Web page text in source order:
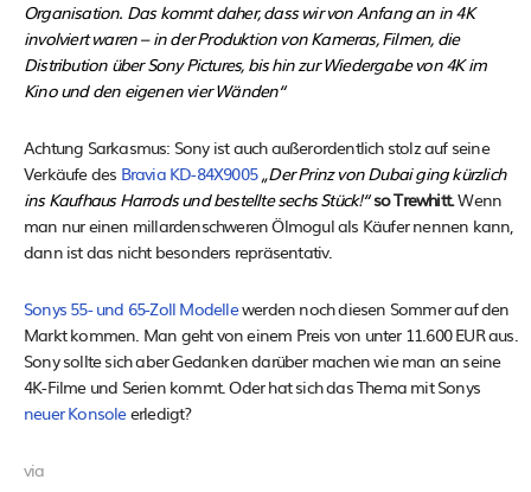
Organisation. Das kommt daher, dass wir von Anfang an in 4K
involviert waren – in der Produktion von Kameras, Filmen, die
Distribution über Sony Pictures, bis hin zur Wiedergabe von 4K im
Kino und den eigenen vier Wänden“
Achtung Sarkasmus: Sony ist auch außerordentlich stolz auf seine
Verkäufe des Bravia KD-84X9005„Der Prinz von Dubai ging kürzlich
ins Kaufhaus Harrods und bestellte sechs Stück!“ soTrewhitt.Wenn
man nur einen millardenschweren Ölmogul als Käufer nennen kann,
dann ist das nicht besonders repräsentativ.
Sonys 55- und 65-Zoll Modellewerden noch diesen Sommer auf den
Markt kommen. Man geht von einem Preis von unter 11.600 EUR aus.
Sony sollte sich aber Gedanken darüber machen wie man an seine
4K-Filme und Serien kommt. Oder hat sich das Thema mit Sonys
neuer Konsoleerledigt?
via